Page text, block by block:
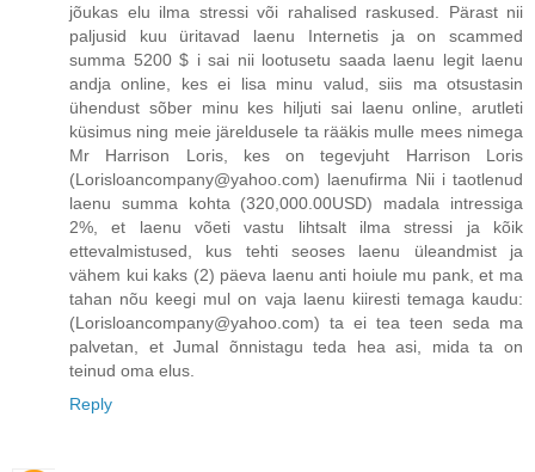
jõukas elu ilma stressi või rahalised raskused. Pärast nii
paljusid kuu üritavad laenu Internetis ja on scammed
summa 5200 $ i sai nii lootusetu saada laenu legit laenu
andja online, kes ei lisa minu valud, siis ma otsustasin
ühendust sõber minu kes hiljuti sai laenu online, arutleti
küsimus ning meie järeldusele ta rääkis mulle mees nimega
Mr Harrison Loris, kes on tegevjuht Harrison Loris
(Lorisloancompany@yahoo.com) laenufirma Nii i taotlenud
laenu summa kohta (320,000.00USD) madala intressiga
2%, et laenu võeti vastu lihtsalt ilma stressi ja kõik
ettevalmistused, kus tehti seoses laenu üleandmist ja
vähem kui kaks (2) päeva laenu anti hoiule mu pank, et ma
tahan nõu keegi mul on vaja laenu kiiresti temaga kaudu:
(Lorisloancompany@yahoo.com) ta ei tea teen seda ma
palvetan, et Jumal õnnistagu teda hea asi, mida ta on
teinud oma elus.
Reply